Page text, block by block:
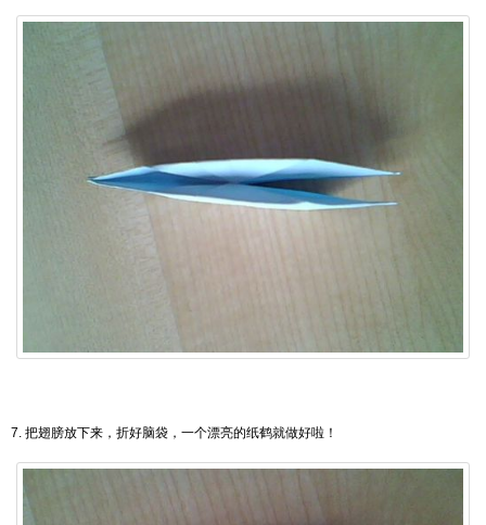
7. 把翅膀放下来，折好脑袋，一个漂亮的纸鹤就做好啦！